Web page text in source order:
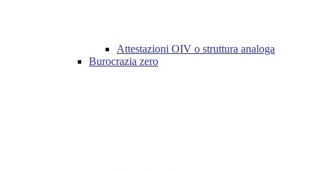
Attestazioni OIV o struttura analoga
Burocrazia zero